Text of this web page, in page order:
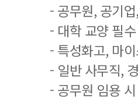
- 공무원, 공기
- 대학 교양 필
- 특성화고, 마
- 일반 사무직,
- 공무원 임용